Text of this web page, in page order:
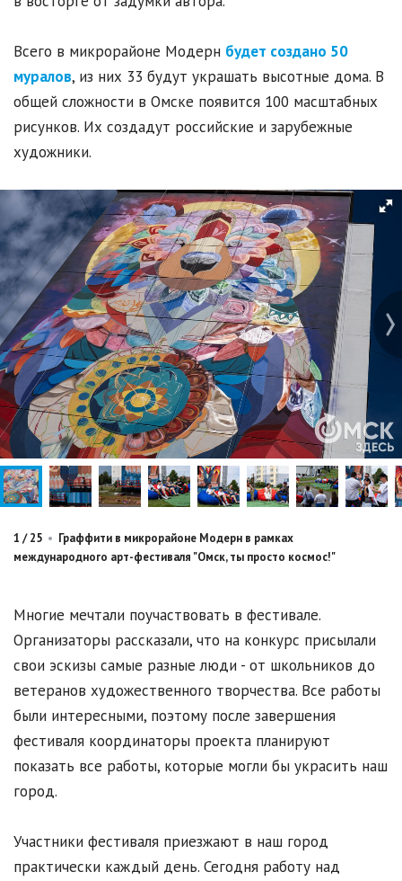
Всего в микрорайоне Модерн будет создано 50
муралов, из них 33 будут украшать высотные дома. В
общей сложности в Омске появится 100 масштабных
рисунков. Их создадут российские и зарубежные
художники.
1 /25 • Граффити в микрорайоне Модерн в рамках
международного арт-фестиваля "Омск, ты просто космос!"
Многие мечтали поучаствовать в фестивале.
Организаторы рассказали, что на конкурс присылали
свои эскизы самые разные люди - от школьников до
ветеранов художественного творчества. Все работы
были интересными, поэтому после завершения
фестиваля координаторы проекта планируют
показать все работы, которые могли бы украсить наш
город.
Участники фестиваля приезжают в наш город
практически каждый день. Сегодня работу над